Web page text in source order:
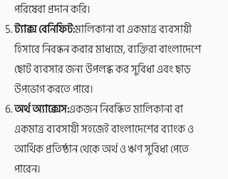
পরিষেবা প্রদান করি।
ট্যাক্স বেনিফিট:মালিকানা বা একমাত্র ব্যবসায়ী
হিসাবে নিবন্ধন করার মাধ্যমে, ব্যক্তিরা বাংলাদেশে
ছোট ব্যবসার জন্য উপলব্ধ কর সুবিধা এবং ছাড়
উপভোগ করতে পারে।
অর্থ অ্যাক্সেস:একজন নিবন্ধিত মালিকানা বা
একমাত্র ব্যবসায়ী সহজেই বাংলাদেশের ব্যাংক ও
আর্থিক প্রতিষ্ঠান থেকে অর্থ ও ঋণ সুবিধা পেতে
পারেন।